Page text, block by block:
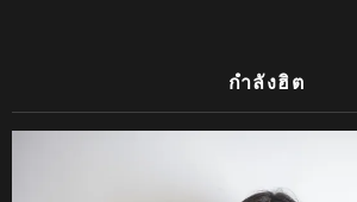
กำลังฮิต